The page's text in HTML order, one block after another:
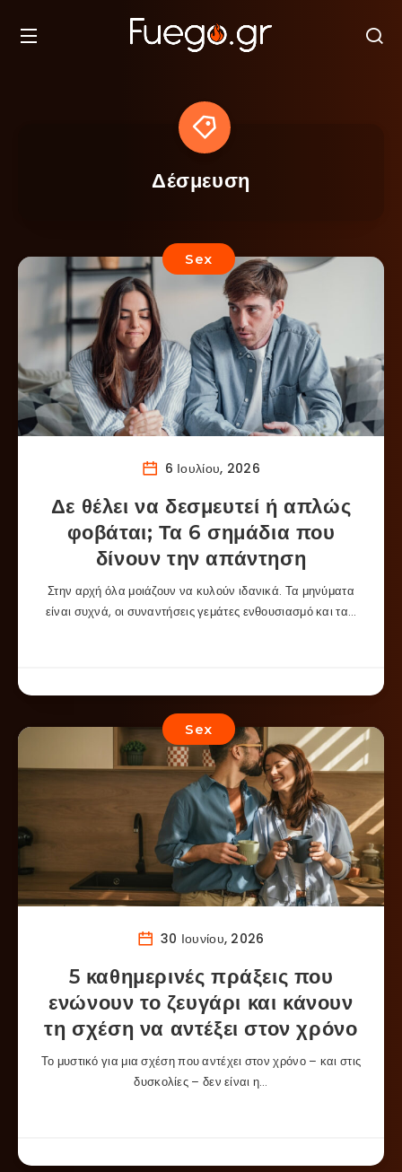
Δέσμευση
Sex
6 Ιουλίου, 2026
Δε θέλει να δεσμευτεί ή απλώς
φοβάται; Τα 6 σημάδια που
δίνουν την απάντηση
Στην αρχή όλα μοιάζουν να κυλούν ιδανικά. Τα μηνύματα
είναι συχνά, οι συναντήσεις γεμάτες ενθουσιασμό και τα…
Sex
30 Ιουνίου, 2026
5 καθημερινές πράξεις που
ενώνουν το ζευγάρι και κάνουν
τη σχέση να αντέξει στον χρόνο
Το μυστικό για μια σχέση που αντέχει στον χρόνο – και στις
δυσκολίες – δεν είναι η…